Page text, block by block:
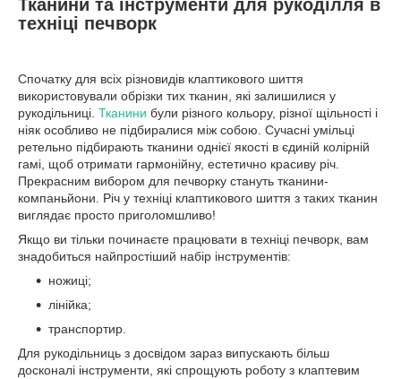
Тканини та інструменти для рукоділля в
техніці печворк
Спочатку для всіх різновидів клаптикового шиття
використовували обрізки тих тканин, які залишилися у
рукодільниці. Тканини були різного кольору, різної щільності і
ніяк особливо не підбиралися між собою. Сучасні умільці
ретельно підбирають тканини однієї якості в єдиній колірній
гамі, щоб отримати гармонійну, естетично красиву річ.
Прекрасним вибором для печворку стануть тканини-
компаньйони. Річ у техніці клаптикового шиття з таких тканин
виглядає просто приголомшливо!
Якщо ви тільки починаєте працювати в техніці печворк, вам
знадобиться найпростіший набір інструментів:
ножиці;
лінійка;
транспортир.
Для рукодільниць з досвідом зараз випускають більш
досконалі інструменти, які спрощують роботу з клаптевим